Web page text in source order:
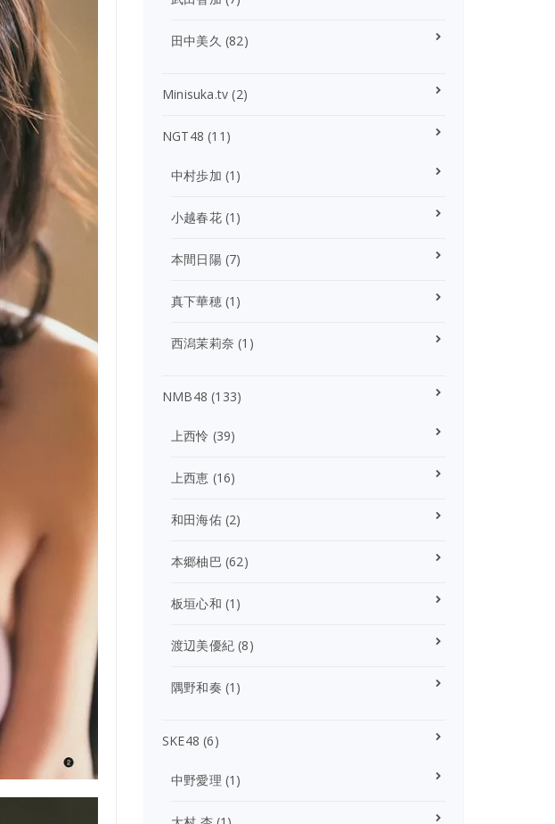
田中美久 (82)
Minisuka.tv (2)
NGT48 (11)
中村歩加 (1)
小越春花(1)
本間日陽(7)
真下華穂(1)
西潟茉莉奈 (1)
NMB48 (133)
上西怜 (39)
上西恵 (16)
和田海佑(2)
本郷柚巴 (62)
板垣心和 (1)
渡辺美優紀 (8)
隅野和奏 (1)
SKE48 (6)
中野愛理 (1)